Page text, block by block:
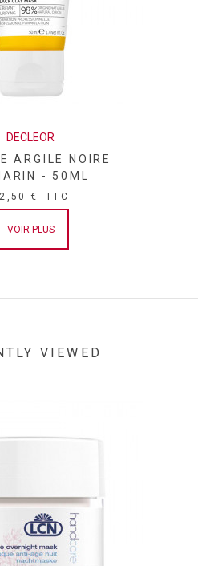
DECLEOR
ARGILE NOIRE
- 50ML
€ TTC
VOIR PLUS
VIEWED